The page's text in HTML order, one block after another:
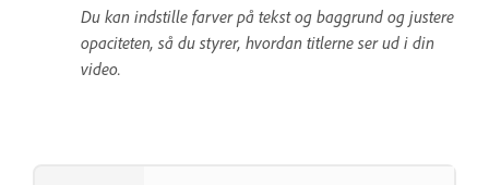
Du kan indstille farver på tekst og baggrund og justere
opaciteten, så du styrer, hvordan titlerne ser ud i din
video.